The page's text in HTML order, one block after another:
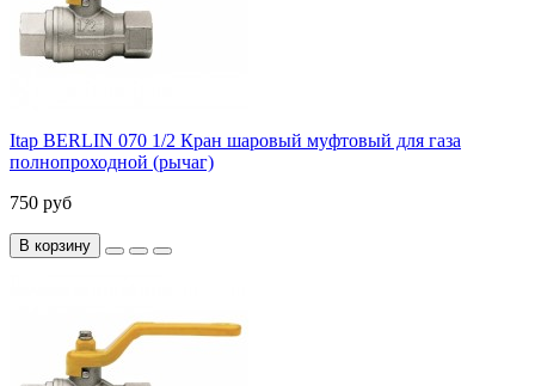
Itap BERLIN 070 1/2 Кран шаровый муфтовый для газа
полнопроходной (рычаг)
750 руб
В корзину